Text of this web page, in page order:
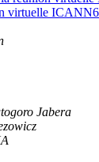
Jabera